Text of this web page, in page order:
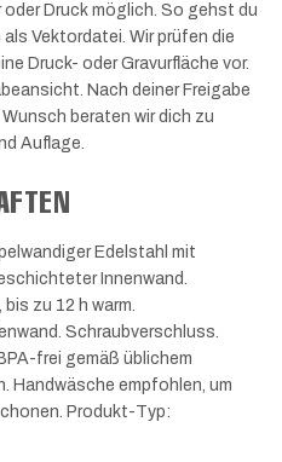
Druck möglich. So gehst du
Vektordatei. Wir prüfen die
Druck- oder Gravurfläche vor.
Nach deiner Freigabe
beraten wir dich zu
Auflage.
Edelstahl mit
Innenwand.
zu 12 h warm.
Schraubverschluss.
frei gemäß üblichem
Handwäsche empfohlen, um
Produkt-Typ: